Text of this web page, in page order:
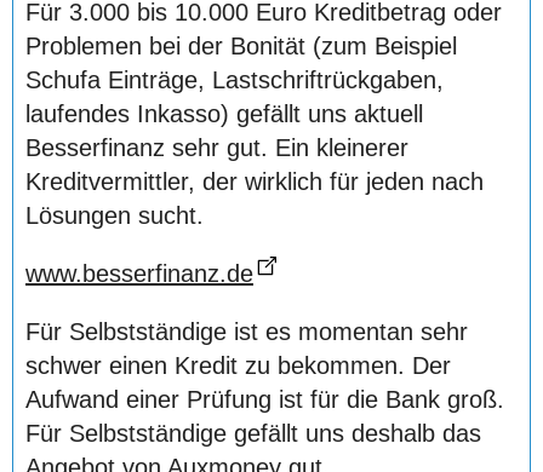
Für 3.000 bis 10.000 Euro Kreditbetrag oder
Problemen bei der Bonität (zum Beispiel
Schufa Einträge, Lastschriftrückgaben,
laufendes Inkasso) gefällt uns aktuell
Besserfinanz sehr gut. Ein kleinerer
Kreditvermittler, der wirklich für jeden nach
Lösungen sucht.
www.besserfinanz.de
Für Selbstständige ist es momentan sehr
schwer einen Kredit zu bekommen. Der
Aufwand einer Prüfung ist für die Bank groß.
Für Selbstständige gefällt uns deshalb das